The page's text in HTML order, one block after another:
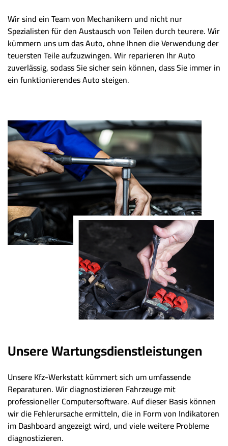
Wir sind ein Team von Mechanikern und nicht nur
Spezialisten für den Austausch von Teilen durch teurere. Wir
kümmern uns um das Auto, ohne Ihnen die Verwendung der
teuersten Teile aufzuzwingen. Wir reparieren Ihr Auto
zuverlässig, sodass Sie sicher sein können, dass Sie immer in
ein funktionierendes Auto steigen.
Unsere Wartungsdienstleistungen
Unsere Kfz-Werkstatt kümmert sich um umfassende
Reparaturen. Wir diagnostizieren Fahrzeuge mit
professioneller Computersoftware. Auf dieser Basis können
wir die Fehlerursache ermitteln, die in Form von Indikatoren
im Dashboard angezeigt wird, und viele weitere Probleme
diagnostizieren.